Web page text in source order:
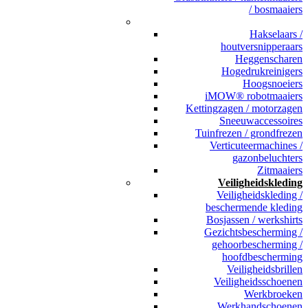
/ bosmaaiers
Hakselaars /
houtversnipperaars
Heggenscharen
Hogedrukreinigers
Hoogsnoeiers
iMOW® robotmaaiers
Kettingzagen / motorzagen
Sneeuwaccessoires
Tuinfrezen / grondfrezen
Verticuteermachines /
gazonbeluchters
Zitmaaiers
Veiligheidskleding
Veiligheidskleding /
beschermende kleding
Bosjassen / werkshirts
Gezichtsbescherming /
gehoorbescherming /
hoofdbescherming
Veiligheidsbrillen
Veiligheidsschoenen
Werkbroeken